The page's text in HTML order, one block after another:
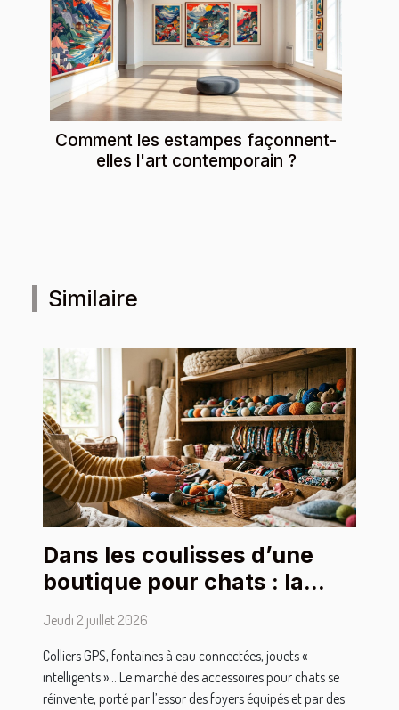
Comment les estampes façonnent-
elles l'art contemporain ?
Similaire
Dans les coulisses d’une
boutique pour chats : la
sélection des accessoires
stars
Jeudi 2 juillet 2026
Colliers GPS, fontaines à eau connectées, jouets «
intelligents »… Le marché des accessoires pour chats se
réinvente, porté par l’essor des foyers équipés et par des